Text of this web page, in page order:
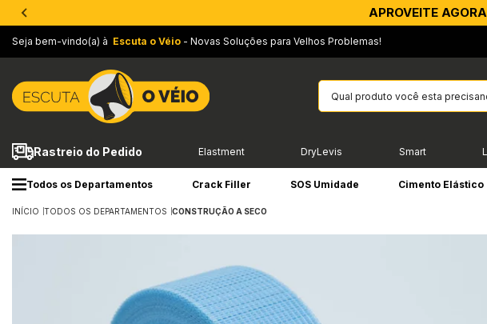
APROVEITE AGORA |
Seja bem-vindo(a) à Escuta o Véio - Novas Soluções para Velhos Problemas!
Rastreio do Pedido Elastment DryLevis Smart
Todos os Departamentos Crack Filler SOS Umidade Cimento Elástico
INÍCIO TODOS OS DEPARTAMENTOS CONSTRUÇÃO A SECO